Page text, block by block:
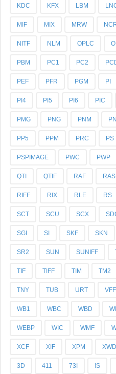
KDC KFX LBM
MIF MIX MRW
NITF NLM OPLC
PBM PC1 PC2
PEF PFR PGM PI
PI4 PI5 PI6 PIC
PMG PNG PNM
PP5 PPM PRC PS
PSPIMAGE PWC PWP
QTI QTIF RAF RAS
RIFF RIX RLE RS
SCT SCU SCX
SGI SI SKF SKN
SR2 SUN SUNIFF
TIF TIFF TIM TM2
TNY TUB URT VFF
WB1 WBC WBD
WEBP WIC WMF
XCF XIF XPM XWD
3D 411 73I !S